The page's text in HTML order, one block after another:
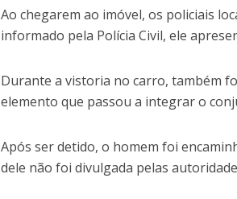
Ao chegarem ao imóvel, os policiais
informado pela Polícia Civil, ele
Durante a vistoria no carro, também
elemento que passou a integrar o
Após ser detido, o homem foi
dele não foi divulgada pelas